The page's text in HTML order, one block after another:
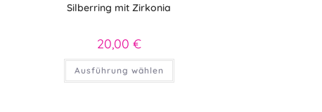
Silberring mit Zirkonia
20,00 €
Ausführung wählen
Dieses
weist